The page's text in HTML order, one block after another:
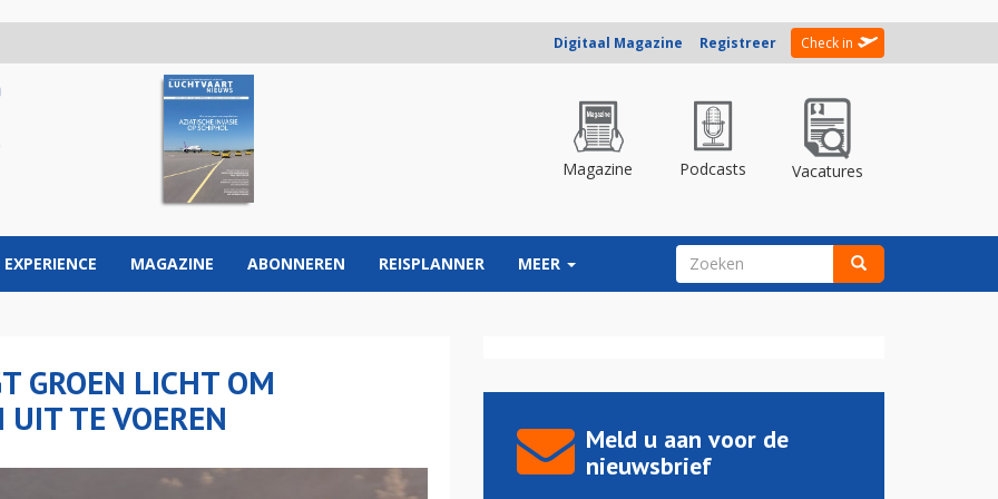
Digitaal Magazine Registreer Check in
Magazine Podcasts Vacatures
EXPERIENCE MAGAZINE ABONNEREN REISPLANNER MEER ZOEKVELD
GROEN LICHT OM
TE VOEREN
Meld u aan voor de
nieuwsbrief